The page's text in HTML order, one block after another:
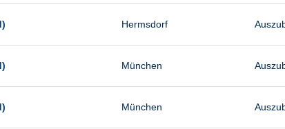
Hermsdorf
München
München